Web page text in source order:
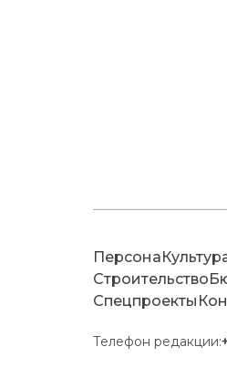
Персона
Строительство
Спецпроекты
Телефон редакции: